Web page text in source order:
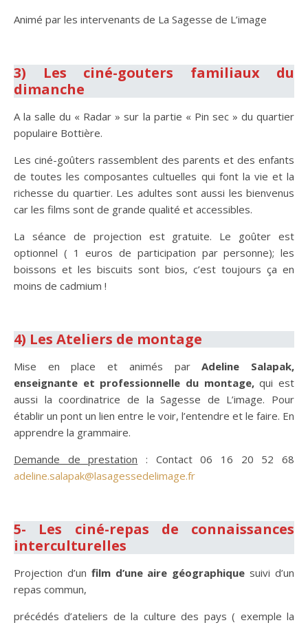
Animé par les intervenants de La Sagesse de L’image
3) Les ciné-gouters familiaux du
dimanche
A la salle du « Radar » sur la partie « Pin sec » du quartier
populaire Bottière.
Les ciné-goûters rassemblent des parents et des enfants
de toutes les composantes cultuelles qui font la vie et la
richesse du quartier. Les adultes sont aussi les bienvenus
car les films sont de grande qualité et accessibles.
La séance de projection est gratuite. Le goûter est
optionnel ( 1 euros de participation par personne); les
boissons et les biscuits sont bios, c’est toujours ça en
moins de cadmium !
4) Les Ateliers de montage
Mise en place et animés parAdeline Salapak,
enseignante et professionnelle du montage,qui est
aussi la coordinatrice de la Sagesse de L’image. Pour
établir un pont un lien entre le voir, l’entendre et le faire. En
apprendre la grammaire.
Demande de prestation : Contact 06 16 20 52 68
adeline.salapak@lasagessedelimage.fr
5- Les ciné-repas de connaissances
interculturelles
Projection d’un film d’une aire géographique suivi d’un
repas commun,
précédés d’ateliers de la culture des pays ( exemple la